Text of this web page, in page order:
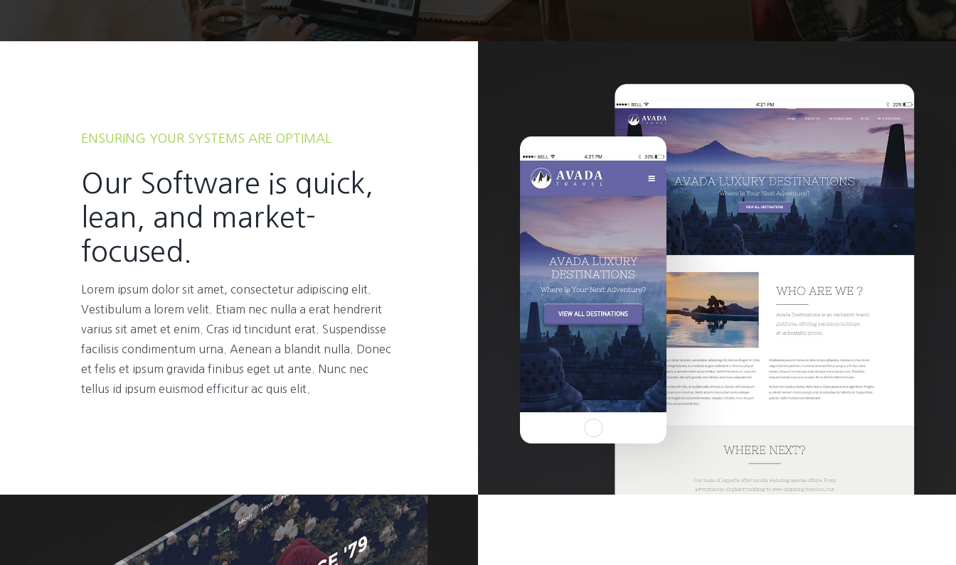
ENSURING YOUR SYSTEMS ARE OPTIMAL
Our Software is quick,
lean, and market-
focused.
Lorem ipsum dolor sit amet, consectetur adipiscing elit.
Vestibulum a lorem velit. Etiam nec nulla a erat hendrerit
varius sit amet et enim. Cras id tincidunt erat. Suspendisse
facilisis condimentum urna. Aenean a blandit nulla. Donec
et felis et ipsum gravida finibus eget ut ante. Nunc nec
tellus id ipsum euismod efficitur ac quis elit.